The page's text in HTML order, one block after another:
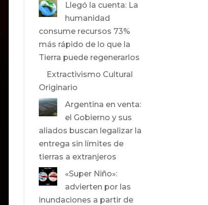
Llegó la cuenta: La
humanidad
consume recursos 73%
más rápido de lo que la
Tierra puede regenerarlos
Extractivismo Cultural
Originario
Argentina en venta:
el Gobierno y sus
aliados buscan legalizar la
entrega sin límites de
tierras a extranjeros
«Super Niño»:
advierten por las
inundaciones a partir de